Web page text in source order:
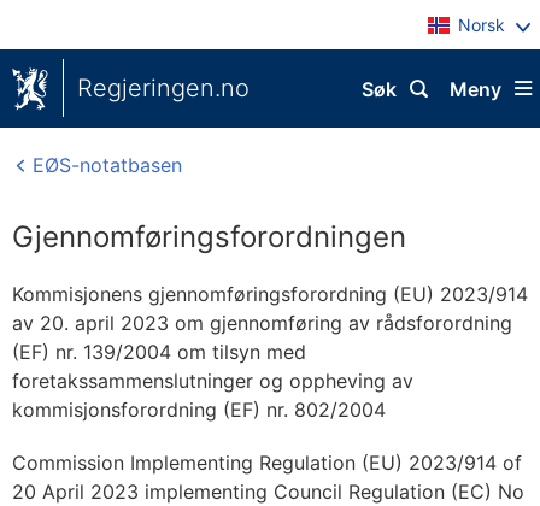
Norsk
Regjeringen.no Meny
Søk
EØS-notatbasen
Gjennomføringsforordningen
Kommisjonens gjennomføringsforordning (EU) 2023/914
av 20. april 2023 om gjennomføring av rådsforordning
(EF) nr. 139/2004 om tilsyn med
foretakssammenslutninger og oppheving av
kommisjonsforordning (EF) nr. 802/2004
Commission Implementing Regulation (EU) 2023/914 of
20 April 2023 implementing Council Regulation (EC) No